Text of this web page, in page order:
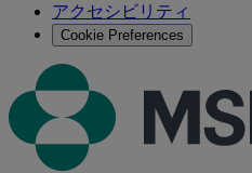
アクセシビリティ
Cookie Preferences